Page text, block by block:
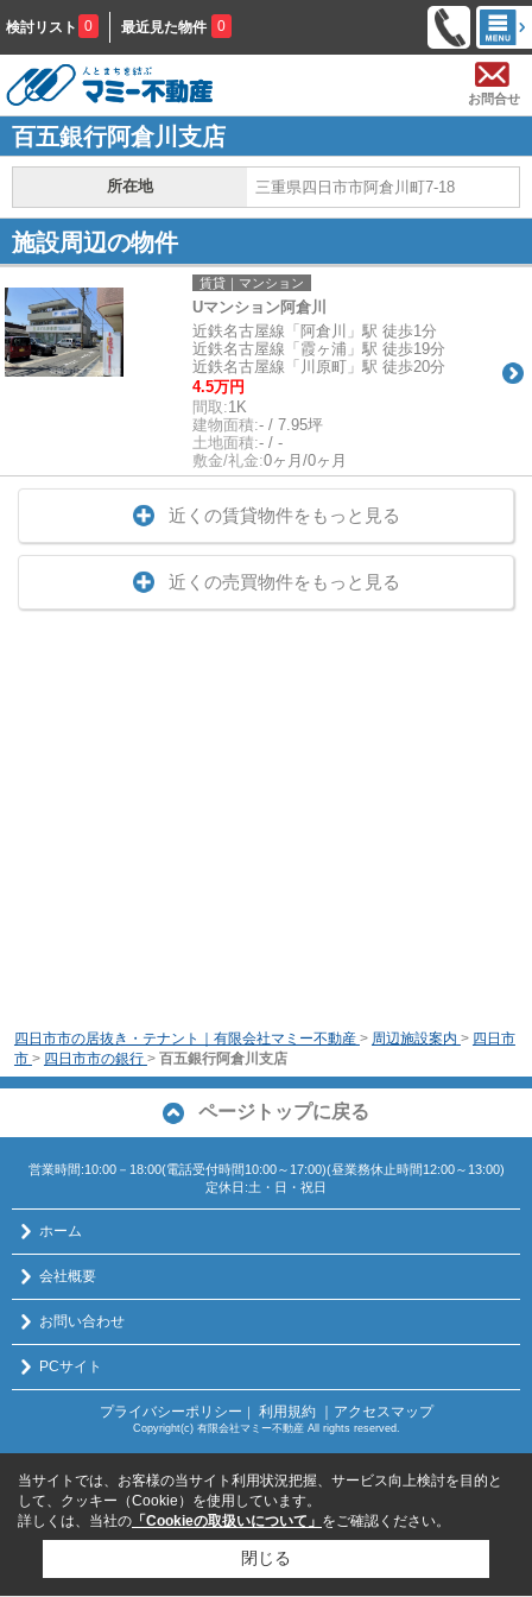
検討リスト 0 最近見た物件 0
お問合せ
百五銀行阿倉川支店
所在地 三重県四日市市阿倉川町7-18
施設周辺の物件
賃貸｜マンション
Uマンション阿倉川
近鉄名古屋線「阿倉川」駅 徒歩1分
近鉄名古屋線「霞ヶ浦」駅 徒歩19分
近鉄名古屋線「川原町」駅 徒歩20分
4.5万円
間取:1K
建物面積:- / 7.95坪
土地面積:- / -
敷金/礼金:0ヶ月/0ヶ月
近くの賃貸物件をもっと見る
近くの売買物件をもっと見る
四日市市の居抜き・テナント｜有限会社マミー不動産 > 周辺施設案内 > 四日市
市 > 四日市市の銀行 > 百五銀行阿倉川支店
ページトップに戻る
営業時間:10:00－18:00(電話受付時間10:00～17:00)(昼業務休止時間12:00～13:00)
定休日:土・日・祝日
ホーム
会社概要
お問い合わせ
PCサイト
プライバシーポリシー ｜ 利用規約 ｜アクセスマップ
Copyright(c) 有限会社マミー不動産 All rights reserved.
当サイトでは、お客様の当サイト利用状況把握、サービス向上検討を目的と
して、クッキー（Cookie）を使用しています。
詳しくは、当社の 「Cookieの取扱いについて」 をご確認ください。
閉じる